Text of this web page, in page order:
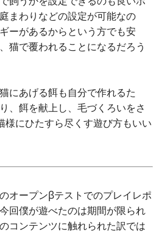
まわりなどの設定が可能なの
ーがあるからという方でも安
猫で覆われることになるだろう
にあげる餌も自分で作れるた
、餌を献上し、毛づくろいをさ
にひたすら尽くす遊び方もいい
オープンβテストでのプレイレポ
回僕が遊べたのは期間が限られ
コンテンツに触れられた訳では